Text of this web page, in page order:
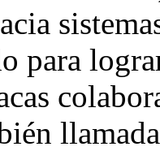
para